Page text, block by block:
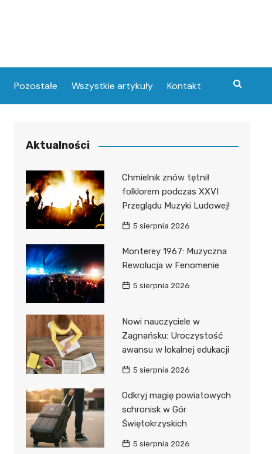
Pozostałe Wszystkie artykuły Kontakt
Aktualności
Chmielnik znów tętnił
folklorem podczas XXVI
Przeglądu Muzyki Ludowej!
5 sierpnia 2026
Monterey 1967: Muzyczna
Rewolucja w Fenomenie
5 sierpnia 2026
Nowi nauczyciele w
Zagnańsku: Uroczystość
awansu w lokalnej edukacji
5 sierpnia 2026
Odkryj magię powiatowych
schronisk w Gór
Świętokrzyskich
5 sierpnia 2026